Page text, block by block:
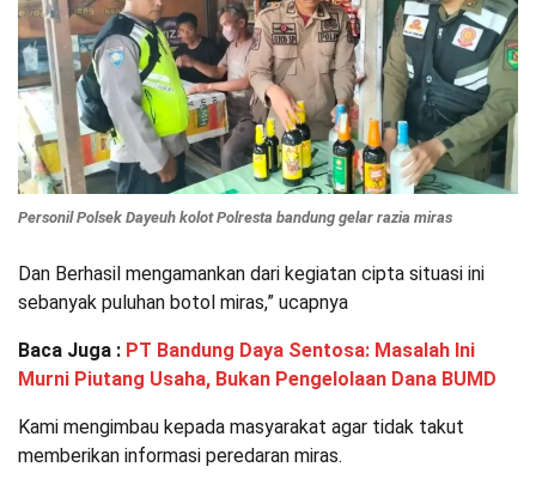
Personil Polsek Dayeuh kolot Polresta bandung gelar razia miras
Dan Berhasil mengamankan dari kegiatan cipta situasi ini
sebanyak puluhan botol miras,” ucapnya
Baca Juga : PT Bandung Daya Sentosa: Masalah Ini
Murni Piutang Usaha, Bukan Pengelolaan Dana BUMD
Kami mengimbau kepada masyarakat agar tidak takut
memberikan informasi peredaran miras.